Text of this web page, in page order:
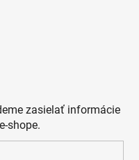
zasielať informácie
shope.